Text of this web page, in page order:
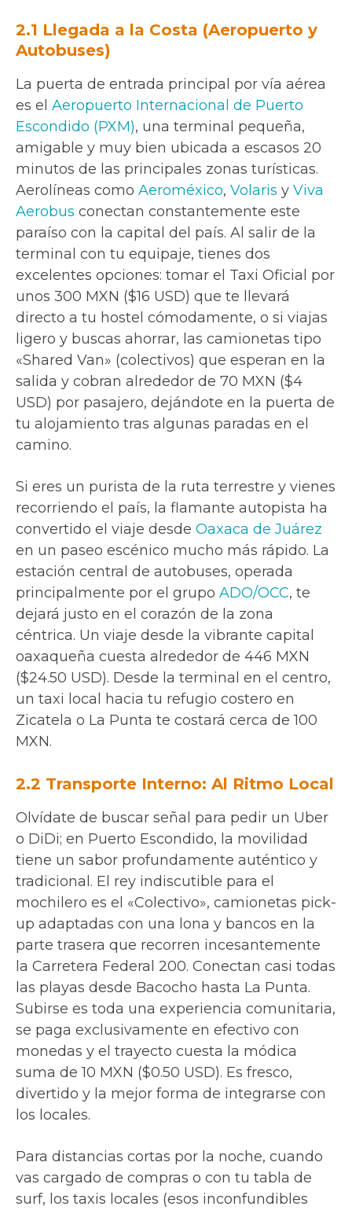
2.1 Llegada a la Costa (Aeropuerto y
Autobuses)
La puerta de entrada principal por vía aérea
es el Aeropuerto Internacional de Puerto
Escondido (PXM), una terminal pequeña,
amigable y muy bien ubicada a escasos 20
minutos de las principales zonas turísticas.
Aerolíneas como Aeroméxico, Volaris y Viva
Aerobus conectan constantemente este
paraíso con la capital del país. Al salir de la
terminal con tu equipaje, tienes dos
excelentes opciones: tomar el Taxi Oficial por
unos 300 MXN ($16 USD) que te llevará
directo a tu hostel cómodamente, o si viajas
ligero y buscas ahorrar, las camionetas tipo
«Shared Van» (colectivos) que esperan en la
salida y cobran alrededor de 70 MXN ($4
USD) por pasajero, dejándote en la puerta de
tu alojamiento tras algunas paradas en el
camino.
Si eres un purista de la ruta terrestre y vienes
recorriendo el país, la flamante autopista ha
convertido el viaje desde Oaxaca de Juárez
en un paseo escénico mucho más rápido. La
estación central de autobuses, operada
principalmente por el grupo ADO/OCC, te
dejará justo en el corazón de la zona
céntrica. Un viaje desde la vibrante capital
oaxaqueña cuesta alrededor de 446 MXN
($24.50 USD). Desde la terminal en el centro,
un taxi local hacia tu refugio costero en
Zicatela o La Punta te costará cerca de 100
MXN.
2.2 Transporte Interno: Al Ritmo Local
Olvídate de buscar señal para pedir un Uber
o DiDi; en Puerto Escondido, la movilidad
tiene un sabor profundamente auténtico y
tradicional. El rey indiscutible para el
mochilero es el «Colectivo», camionetas pick-
up adaptadas con una lona y bancos en la
parte trasera que recorren incesantemente
la Carretera Federal 200. Conectan casi todas
las playas desde Bacocho hasta La Punta.
Subirse es toda una experiencia comunitaria,
se paga exclusivamente en efectivo con
monedas y el trayecto cuesta la módica
suma de 10 MXN ($0.50 USD). Es fresco,
divertido y la mejor forma de integrarse con
los locales.
Para distancias cortas por la noche, cuando
vas cargado de compras o con tu tabla de
surf, los taxis locales (esos inconfundibles